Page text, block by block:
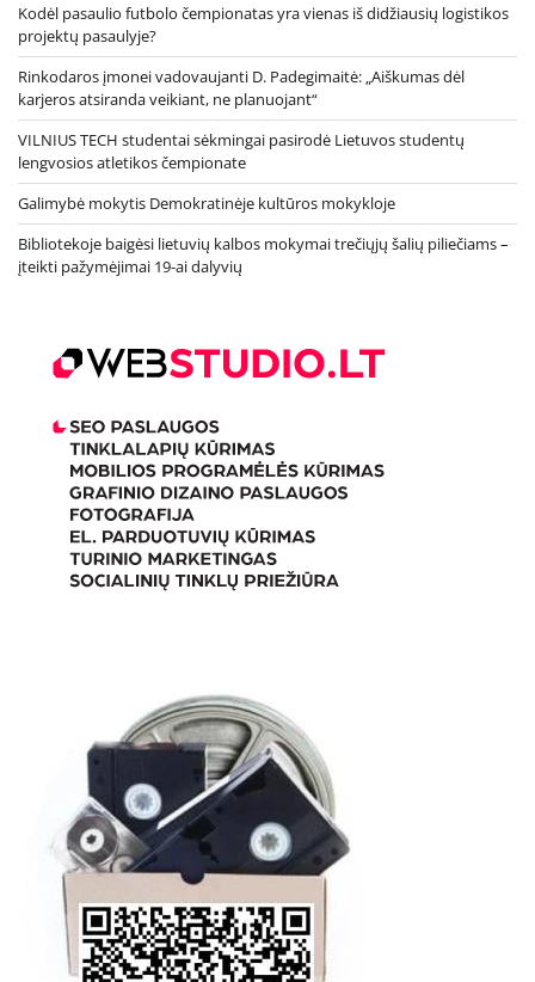
Kodėl pasaulio futbolo čempionatas yra vienas iš didžiausių logistikos
projektų pasaulyje?
Rinkodaros įmonei vadovaujanti D. Padegimaitė: „Aiškumas dėl
karjeros atsiranda veikiant, ne planuojant“
VILNIUS TECH studentai sėkmingai pasirodė Lietuvos studentų
lengvosios atletikos čempionate
Galimybė mokytis Demokratinėje kultūros mokykloje
Bibliotekoje baigėsi lietuvių kalbos mokymai trečiųjų šalių piliečiams –
įteikti pažymėjimai 19-ai dalyvių